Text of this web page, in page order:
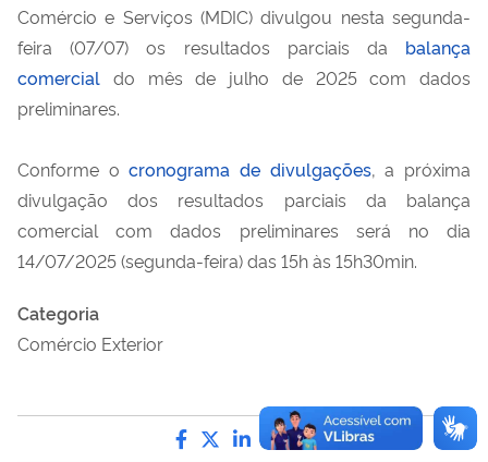
Comércio e Serviços (MDIC) divulgou nesta segunda-
feira (07/07) os resultados parciais da balança
comercial do mês de julho de 2025 com dados
preliminares.
Conforme ocronograma de divulgações, a próxima
divulgação dos resultados parciais da balança
comercial com dados preliminares será no dia
14/07/2025 (segunda-feira) das 15h às 15h30min.
Categoria
Comércio Exterior
Compartilhe por Facebook
Compartilhe por Twitter
Compartilhe por
Compartilhe por
link para Copiar